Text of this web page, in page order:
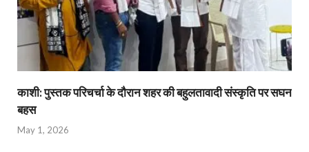
काशी: पुस्तक परिचर्चा के दौरान शहर की बहुलतावादी संस्कृति पर सघन
बहस
May 1, 2026